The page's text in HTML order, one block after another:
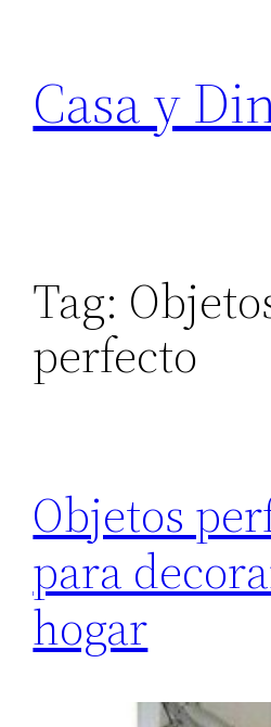
content
Casa y
Tag:
perfecto
Objetos
para
hogar